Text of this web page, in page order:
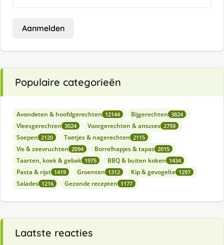
Aanmelden
Populaire categorieën
Avondeten & hoofdgerechten 12144 Bijgerechten 3824
Vleesgerechten 3024 Voorgerechten & amuses 2759
Soepen 2120 Toetjes & nagerechten 2115
Vis & zeevruchten 2094 Borrelhapjes & tapas 2015
Taarten, koek & gebak 1975 BBQ & buiten koken 1434
Pasta & rijst 1419 Groenten 1312 Kip & gevogelte 1297
Salades 1216 Gezonde recepten 1177
Laatste reacties